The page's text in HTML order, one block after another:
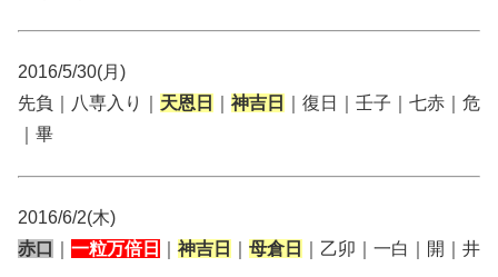
2016/5/30(月)
先負｜八専入り｜ 天恩日 神吉日
｜復日｜壬子｜七赤｜危
｜畢
2016/6/2(木)
赤口
一粒万倍日 神吉日 母倉日 ｜乙卯｜一白｜開｜井